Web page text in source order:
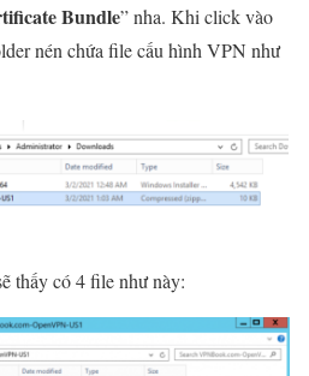
Bundle” nha. Khi click vào
nén chứa file cấu hình VPN như
thấy có 4 file như này: